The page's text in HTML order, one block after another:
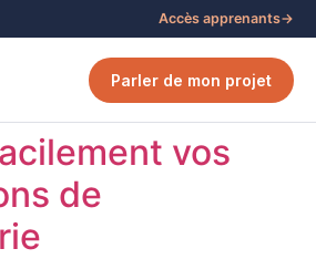
Accès apprenants→
Parler de mon projet
vos
de